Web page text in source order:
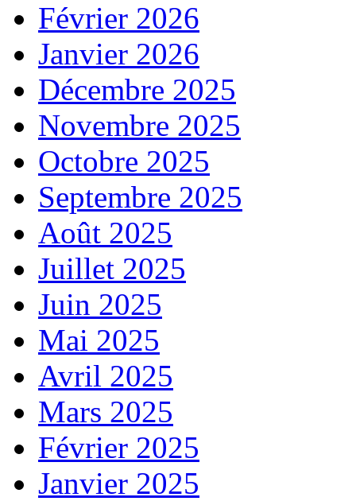
Février 2026
Janvier 2026
Décembre 2025
Novembre 2025
Octobre 2025
Septembre 2025
Août 2025
Juillet 2025
Juin 2025
Mai 2025
Avril 2025
Mars 2025
Février 2025
Janvier 2025